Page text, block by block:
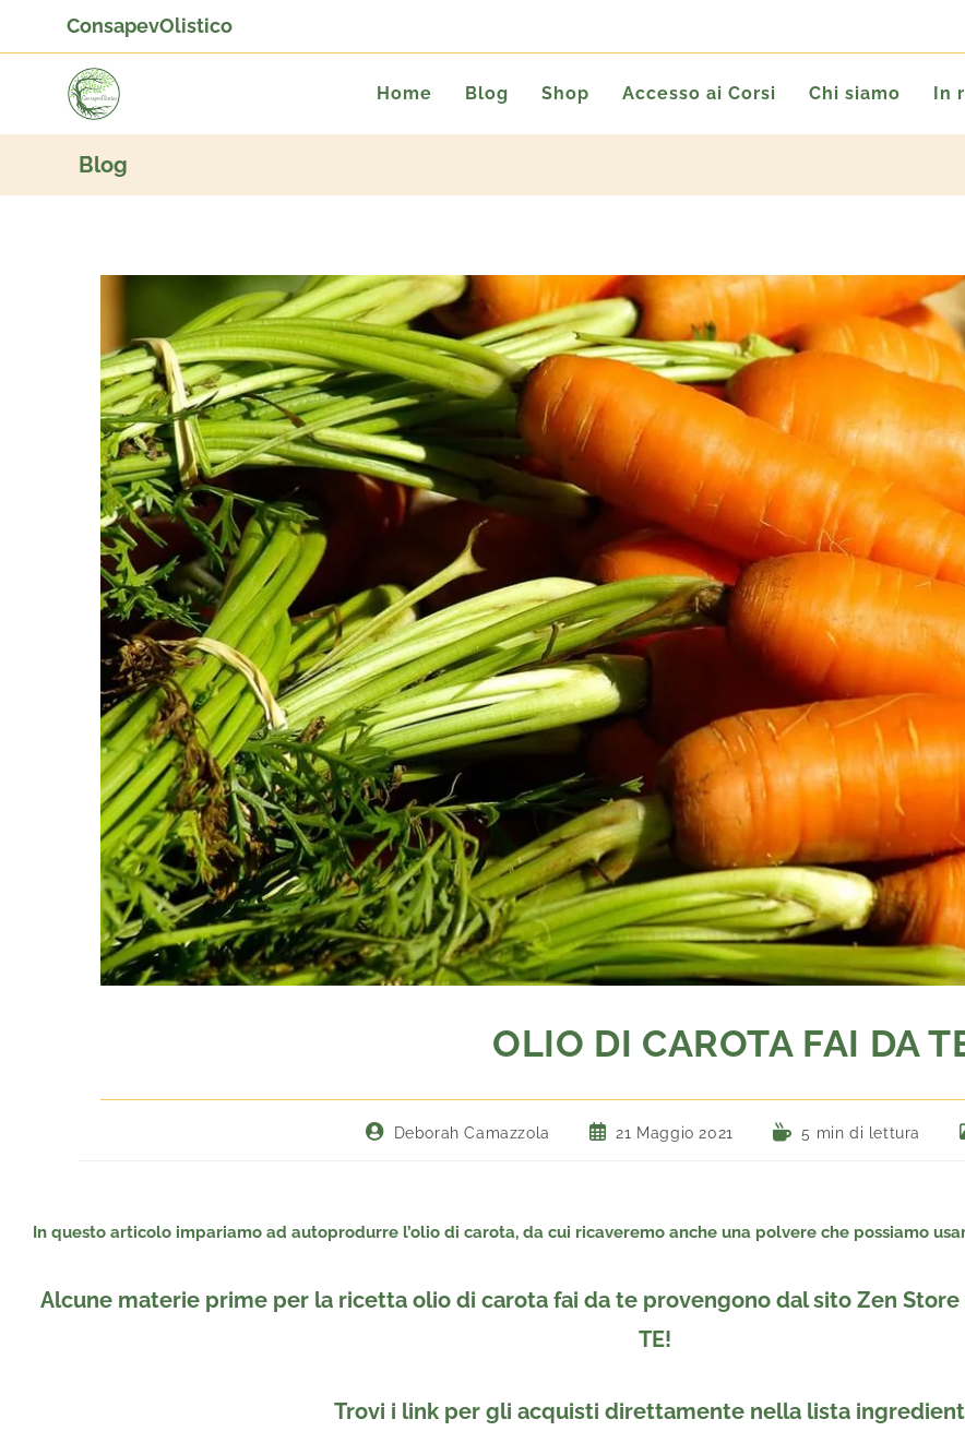
ConsapevOlistico
Home Blog Shop Accesso ai Corsi Chi siamo In
Blog
OLIO DI CAROTA FAI DA
Deborah Camazzola 21 Maggio 2021 5 min di lettura
In questo articolo impariamo ad autoprodurre l’olio di carota, da cui ricaveremo anche una polvere che possiamo
Alcune materie prime per la ricetta olio di carota fai da te provengono dal sito Zen Store e
TE!
Trovi i link per gli acquisti direttamente nella lista